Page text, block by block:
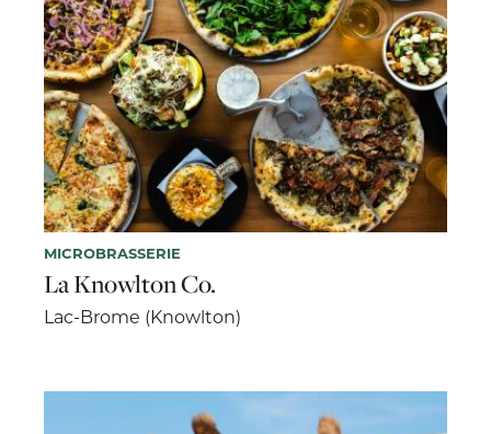
MICROBRASSERIE
La Knowlton Co.
Lac-Brome (Knowlton)